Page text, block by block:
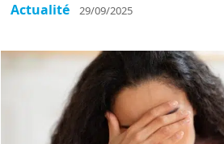
Actualité 29/09/2025